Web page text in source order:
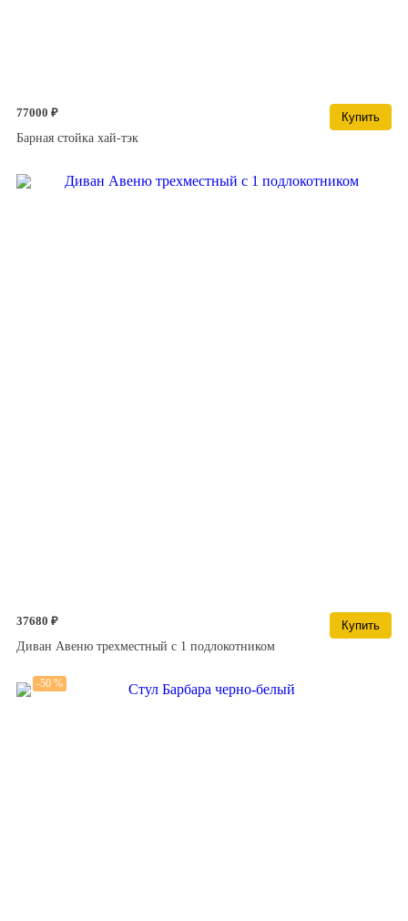
77000 ₽
Купить
Барная стойка хай-тэк
37680 ₽
Купить
Диван Авеню трехместный с 1 подлокотником
-50 %